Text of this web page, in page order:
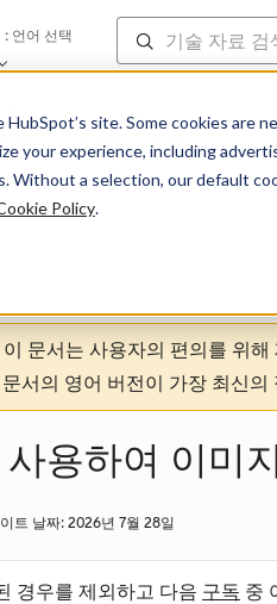
HubSpot’s site. Some cookies
your experience, including
Without a selection, our default
Policy.
: 언어 선택
기술 자료
이 문서는 사용자의 편의를 위해
서의 영어 버전이 가장 최신
용하여 이미
트 날짜: 2026년 7월 28일
경우를 제외하고 다음 구독 중